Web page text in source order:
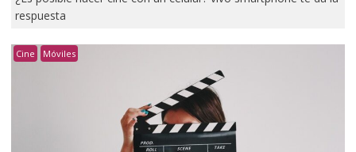
respuesta
Cine Móviles